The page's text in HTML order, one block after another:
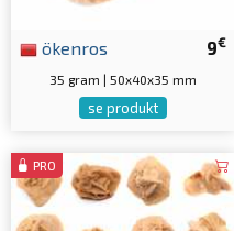
9€
ökenros
35 gram | 50x40x35 mm
se produkt
PRO